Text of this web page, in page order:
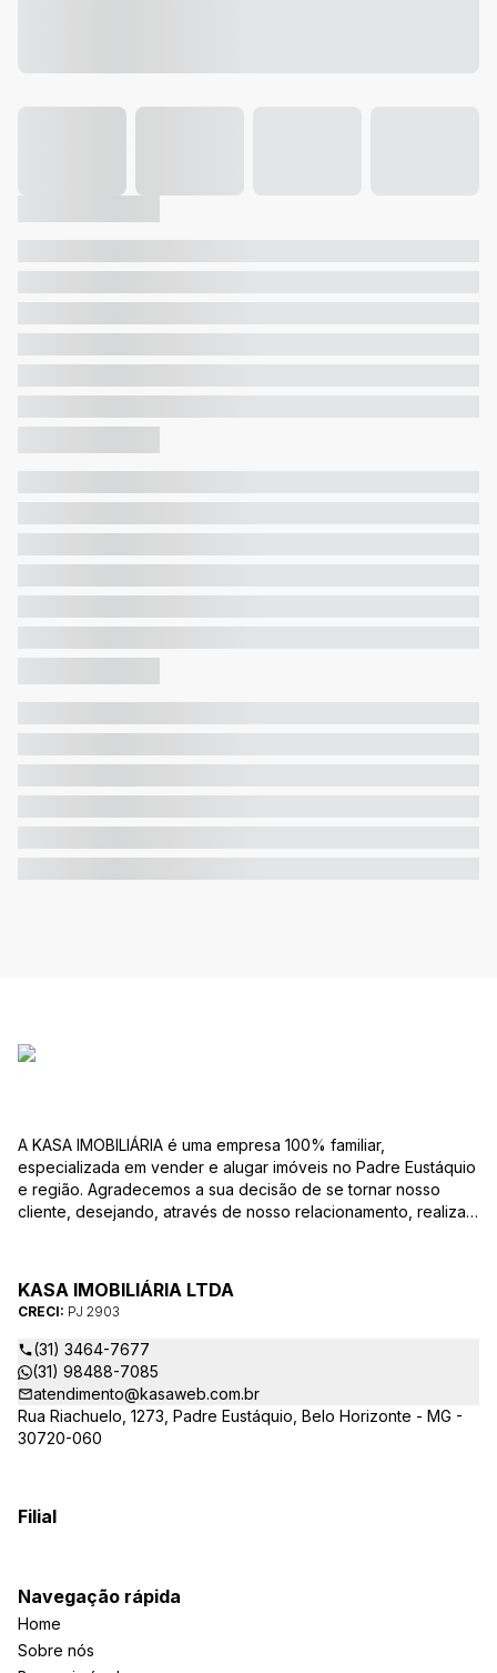
A KASA IMOBILIÁRIA é uma empresa 100% familiar,
especializada em vender e alugar imóveis no Padre Eustáquio
e região. Agradecemos a sua decisão de se tornar nosso
cliente, desejando, através de nosso relacionamento, realizar
uma equipe altamente qualificada e com a experiência de
quem atua há mais de 30 anos na região, desde de 1984,
destacamos alguns diferenciais importantes para o sucesso
dessa parceria.
KASA IMOBILIÁRIA LTDA
CRECI: PJ 2903
(31) 3464-7677
(31) 98488-7085
atendimento@kasaweb.com.br
Rua Riachuelo, 1273, Padre Eustáquio, Belo Horizonte - MG -
30720-060
Filial
Navegação rápida
Home
Sobre nós